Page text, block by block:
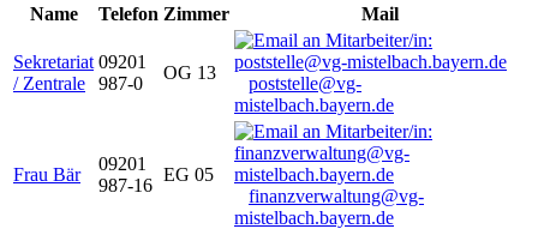
Name
Telefon Zimmer Mail
Sekretariat
/ Zentrale
09201
987-0
OG 13
poststelle@vg-
mistelbach.bayern.de
Frau Bär
09201
987-16
EG 05
finanzverwaltung@vg-
mistelbach.bayern.de